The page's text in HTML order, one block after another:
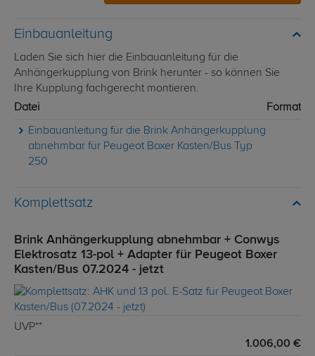
Einbauanleitung
Laden Sie sich hier die Einbauanleitung für die
Anhängerkupplung von Brink herunter - so können Sie
Ihre Kupplung fachgerecht montieren.
Datei
Format
Einbauanleitung für die Brink Anhängerkupplung
abnehmbar für Peugeot Boxer Kasten/Bus Typ
250
Komplettsatz
Brink Anhängerkupplung abnehmbar + Conwys
Elektrosatz 13-pol + Adapter für Peugeot Boxer
Kasten/Bus 07.2024 - jetzt
UVP**
1.006,00 €